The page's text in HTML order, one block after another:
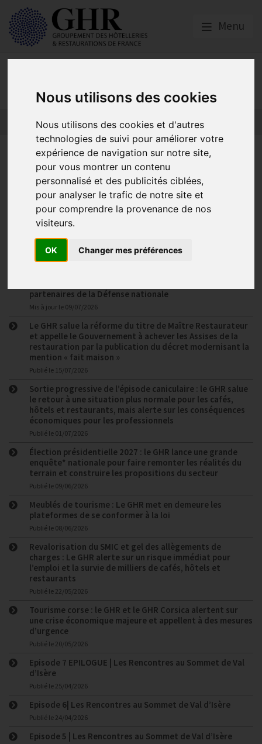
Nous utilisons des cookies
Nous utilisons des cookies et d'autres
technologies de suivi pour améliorer votre
expérience de navigation sur notre site,
pour vous montrer un contenu
personnalisé et des publicités ciblées,
pour analyser le trafic de notre site et
pour comprendre la provenance de nos
visiteurs.
OK Changer mes préférences
Menu
Communiqué de
presse
Défaillances dans la restauration : Le GHR demande au
Gouvernement de renoncer à toute charge nouvelle en
2027
Publié le22/07/2026
partenaires de la Défense nationale
Mis à jour le 09/07/2026
Le GHR salue la réforme du titre de Maître Restaurateur
et appelle le Gouvernement à achever les Assises de la
restauration par la publication du décret modernisant la
mention « fait maison »
Publié le 15/07/2026
Sortie progressive de l’épisode caniculaire : le GHR salue
le retour à une situation plus normale pour les cafés,
hôtels et restaurants, mais alerte sur les conséquences
économiques pour les professionnels
Publié le 01/07/2026
Élection présidentielle 2027 : le GHR lance une grande
enquête* nationale pour faire remonter les réalités du
terrain et construire les propositions du secteur
Publié le 09/06/2026
Meublés de tourisme : Le GHR met en demeure les
plateformes de se conformer à la loi
Publié le 08/06/2026
Revalorisation du SMIC et gel des allègements de
charges : Le GHR alerte sur un risque immédiat pour
l’emploi et la survie de milliers de cafés, hôtels et
restaurants
Publié le 22/05/2026
Tourisme corse : le GHR et le GHR Corsica alertent sur
une crise économique majeure et appellent à des mesures
d’urgence
Publié le 20/05/2026
Episode 7 EPILOGUE | Les Rencontres au Sommet de Val
d’Isère
Publié le 25/04/2026
Episode 6| Les Rencontres au Sommet de Val d’Isère
Publié le 24/04/2026
Episode 5 | Les Rencontres au Sommet de Val d’Isère